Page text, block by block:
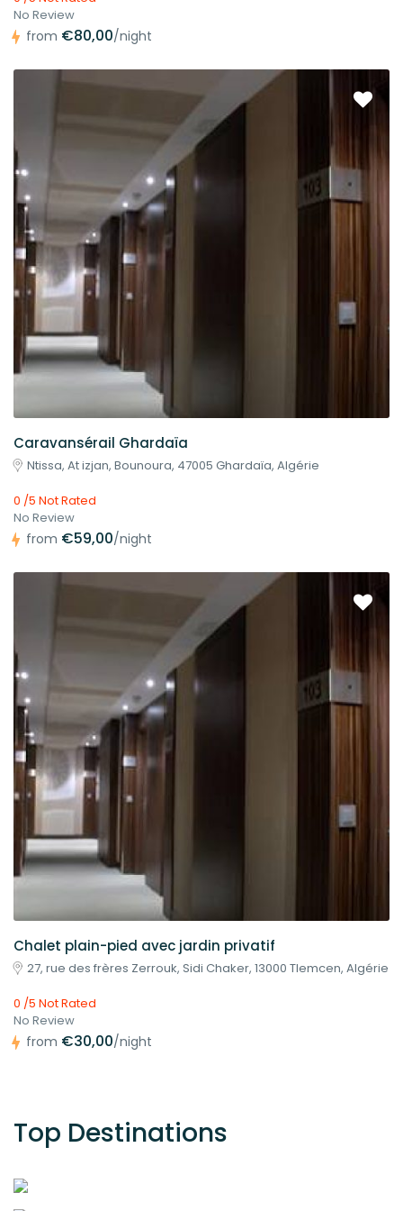
No Review
from €80,00/night
Caravansérail Ghardaïa
Ntissa, At izjan, Bounoura, 47005 Ghardaïa, Algérie
0 /5 Not Rated
No Review
from €59,00/night
Chalet plain-pied avec jardin privatif
27, rue des frères Zerrouk, Sidi Chaker, 13000 Tlemcen, Algérie
0 /5 Not Rated
No Review
from €30,00/night
Top Destinations
ALGER